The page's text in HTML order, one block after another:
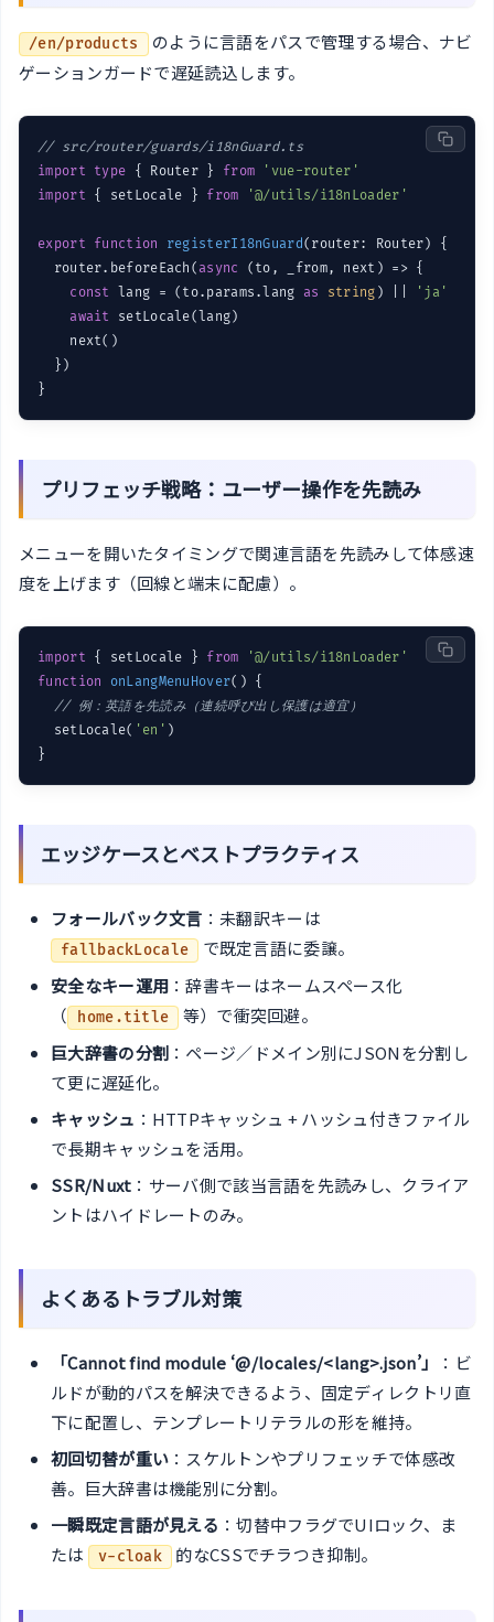
/en/products
のように言語をパスで管理する場合、ナビ
ゲーションガードで遅延読込します。
// src/router/guards/i18nGuard.ts
import type { Router } from
'vue-router'
import { setLocale } from '@/utils/i18nLoader'
export function registerI18nGuard ( router: Router ) {
  router.beforeEach(
async
(to, _from, next) => {
const
lang = (to.params.lang as string ) ||
'ja'
await
setLocale(lang)
    next()
  })
プリフェッチ戦略：ユーザー操作を先読み
メニューを開いたタイミングで関連言語を先読みして体感速
度を上げます（回線と端末に配慮）。
import { setLocale } from
'@/utils/i18nLoader'
function
onLangMenuHover( ) {
// 例：英語を先読み（連続呼び出し保護は適宜）
  setLocale(
'en' )
エッジケースとベストプラクティス
フォールバック文言 ：未翻訳キーは
fallbackLocale
で既定言語に委譲。
安全なキー運用 ：辞書キーはネームスペース化
（
home.title
等）で衝突回避。
巨大辞書の分割 ：ページ／ドメイン別にJSONを分割し
て更に遅延化。
キャッシュ ：HTTPキャッシュ + ハッシュ付きファイル
で長期キャッシュを活用。
SSR/Nuxt ：サーバ側で該当言語を先読みし、クライア
ントはハイドレートのみ。
よくあるトラブル対策
「Cannot find module ‘@/locales/<lang>.json’」
：ビ
ルドが動的パスを解決できるよう、固定ディレクトリ直
下に配置し、テンプレートリテラルの形を維持。
初回切替が重い ：スケルトンやプリフェッチで体感改
善。巨大辞書は機能別に分割。
一瞬既定言語が見える ：切替中フラグでUIロック、ま
たは
v-cloak 的なCSSでチラつき抑制。